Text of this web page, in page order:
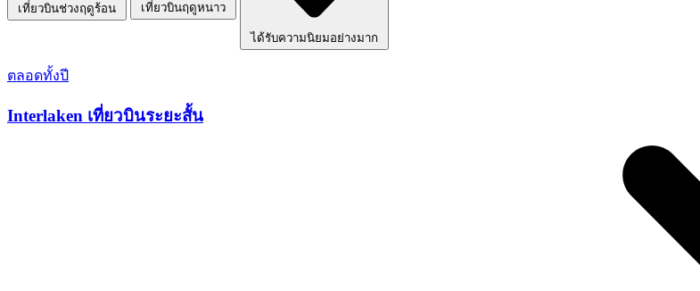
เที่ยวบินช่วงฤดูร้อน เที่ยวบินฤดูหนาว
ได้รับความนิยมอย่างมาก
ตลอดทั้งปี
Interlaken เที่ยวบินระยะสั้น